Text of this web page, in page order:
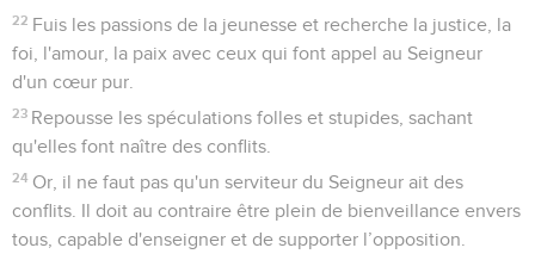
22 Fuis les passions de la jeunesse et recherche la justice, la
foi, l'amour, la paix avec ceux qui font appel au Seigneur
d'un cœur pur.
23 Repousse les spéculations folles et stupides, sachant
qu'elles font naître des conflits.
24 Or, il ne faut pas qu'un serviteur du Seigneur ait des
conflits. Il doit au contraire être plein de bienveillance envers
tous, capable d'enseigner et de supporter l’opposition.